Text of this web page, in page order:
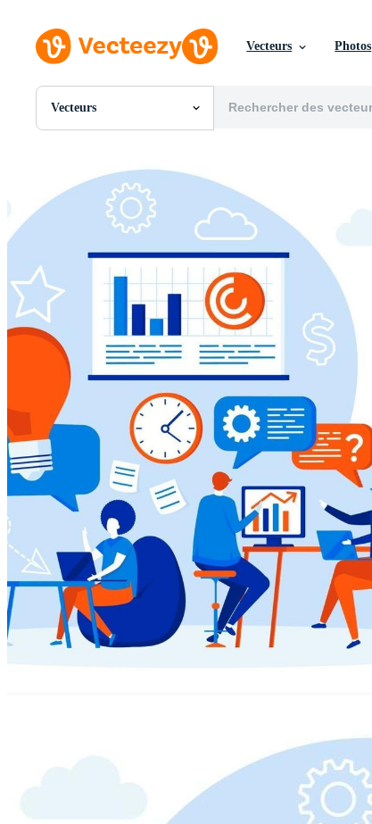
Vecteurs Photos
Vecteurs
Toutes Images
PSDs
Modèles
Vidéos
Motion graphics
Images Éditoriales